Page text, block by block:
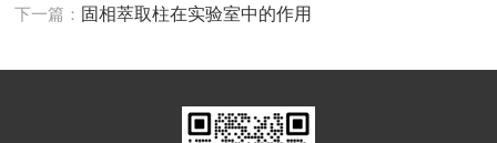
下一篇： 固相萃取柱在实验室中的作用